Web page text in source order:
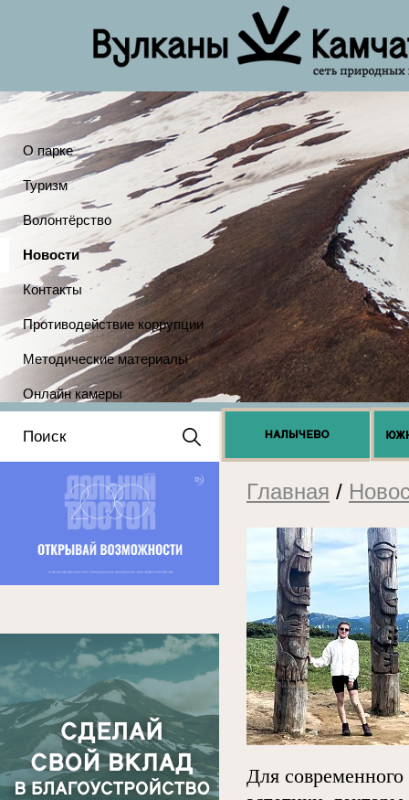
О парке
Туризм
Волонтёрство
Новости
Контакты
Противодействие коррупции
Методические материалы
Онлайн камеры
Положение о выдаче
разрешений 2025
Главная /
Для